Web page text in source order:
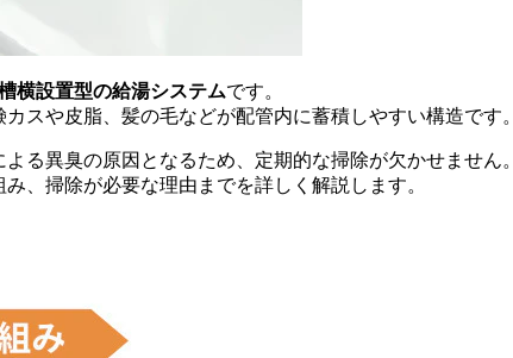
横設置型の給湯システムです。
スや皮脂、髪の毛などが配管内に蓄積しやすい構造です。
る異臭の原因となるため、定期的な掃除が欠かせません。
、掃除が必要な理由までを詳しく解説します。